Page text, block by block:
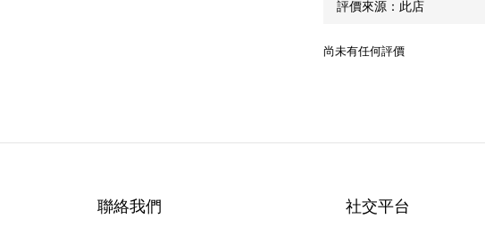
尚未有任何評價
聯絡我們 社交平台